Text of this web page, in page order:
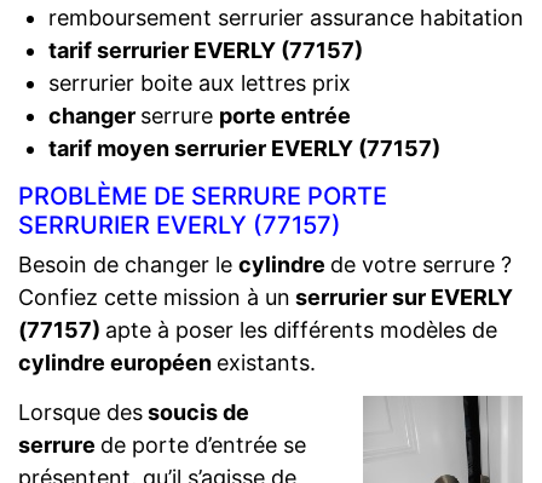
remboursement serrurier assurance habitation
tarif serrurier EVERLY (77157)
serrurier boite aux lettres prix
changer serrure porte entrée
tarif moyen serrurier EVERLY (77157)
PROBLÈME DE SERRURE PORTE
SERRURIER EVERLY (77157)
Besoin de changer le cylindre de votre serrure ?
Confiez cette mission à un serrurier sur EVERLY
(77157) apte à poser les différents modèles de
cylindre européen existants.
Lorsque dessoucis de
serrure de porte d’entrée se
présentent, qu’il s’agisse de